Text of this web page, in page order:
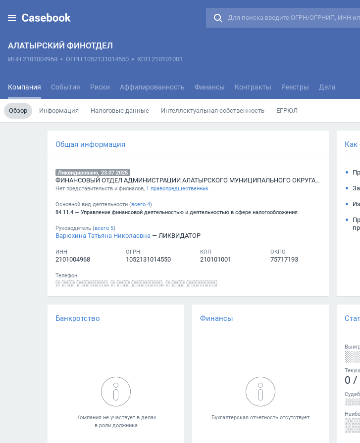
АЛАТЫРСКИЙ ФИНОТДЕЛ
ИНН 2101004968 • ОГРН 1052131014550 • КПП 210101001
Компания События Риски Аффилированность Финансы Контракты Реестры Дела
Обзор Информация Налоговые данные Интеллектуальная собственность ЕГРЮЛ
Общая информация
Ликвидировано, 23.07.2025
ФИНАНСОВЫЙ ОТДЕЛ АДМИНИСТРАЦИИ АЛАТЫРСКОГО МУНИЦИПАЛЬНОГО ОКРУГА ЧУВАШСКОЙ РЕСПУБЛИКИ
Нет представительств и филиалов, 1 правопредшественник
Основной вид деятельности (всего 4)
84.11.4 — Управление финансовой деятельностью и деятельностью в сфере налогообложения
Руководитель (всего 5)
Варюхина Татьяна Николаевна — ЛИКВИДАТОР
ИНН
2101004968
ОГРН
1052131014550
КПП
210101001
ОКПО
75717193
Телефон
░ ░░░ ░░░░░░░, ░ ░░░ ░░░░░░░, ░ ░░░ ░░░░░░░
Как
Банкротство Финансы
0 /